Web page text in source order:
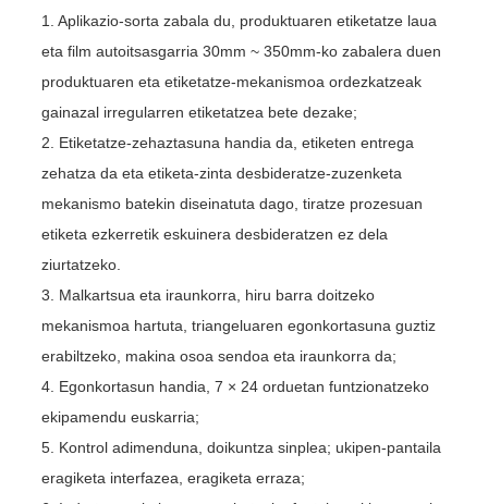
1. Aplikazio-sorta zabala du, produktuaren etiketatze laua
eta film autoitsasgarria 30mm ~ 350mm-ko zabalera duen
produktuaren eta etiketatze-mekanismoa ordezkatzeak
gainazal irregularren etiketatzea bete dezake;
2. Etiketatze-zehaztasuna handia da, etiketen entrega
zehatza da eta etiketa-zinta desbideratze-zuzenketa
mekanismo batekin diseinatuta dago, tiratze prozesuan
etiketa ezkerretik eskuinera desbideratzen ez dela
ziurtatzeko.
3. Malkartsua eta iraunkorra, hiru barra doitzeko
mekanismoa hartuta, triangeluaren egonkortasuna guztiz
erabiltzeko, makina osoa sendoa eta iraunkorra da;
4. Egonkortasun handia, 7 × 24 orduetan funtzionatzeko
ekipamendu euskarria;
5. Kontrol adimenduna, doikuntza sinplea; ukipen-pantaila
eragiketa interfazea, eragiketa erraza;